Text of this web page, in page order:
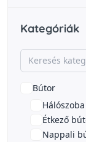
Kategóriák
Bútor
Étkező
Nappali